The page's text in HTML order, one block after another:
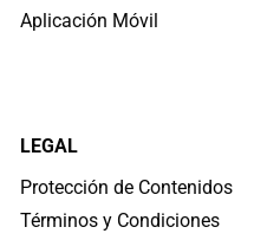
Aplicación Móvil
LEGAL
Protección de Contenidos
Términos y Condiciones